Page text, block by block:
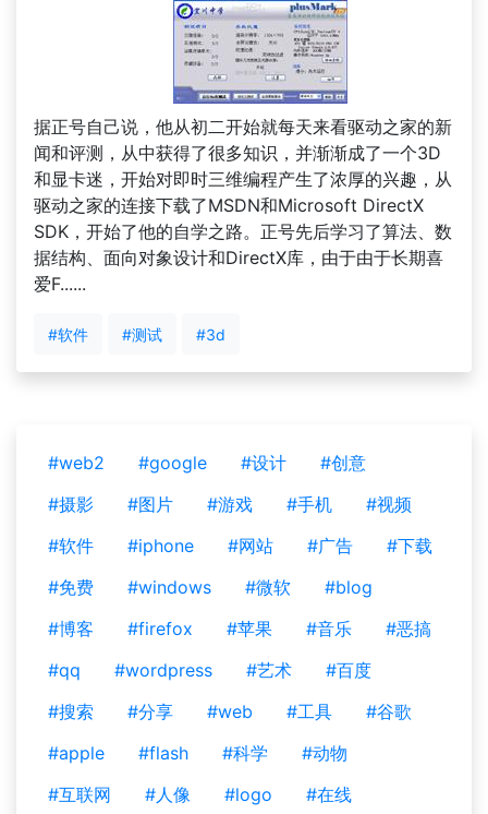
据正号自己说，他从初二开始就每天来看驱动之家的新
闻和评测，从中获得了很多知识，并渐渐成了一个3D
和显卡迷，开始对即时三维编程产生了浓厚的兴趣，从
驱动之家的连接下载了MSDN和Microsoft DirectX
SDK，开始了他的自学之路。正号先后学习了算法、数
据结构、面向对象设计和DirectX库，由于由于长期喜
爱F......
#软件 #测试 #3d
#web2 #google #设计
#创意
#摄影
#图片 #游戏 #手机
#视频
#软件
#iphone #网站 #广告
#下载
#免费
#windows #微软
#blog
#博客
#firefox #苹果 #音乐
#恶搞
#qq
#wordpress #艺术
#百度
#搜索
#分享 #web #工具
#谷歌
#apple
#flash #科学
#动物
#互联网
#人像 #logo
#在线